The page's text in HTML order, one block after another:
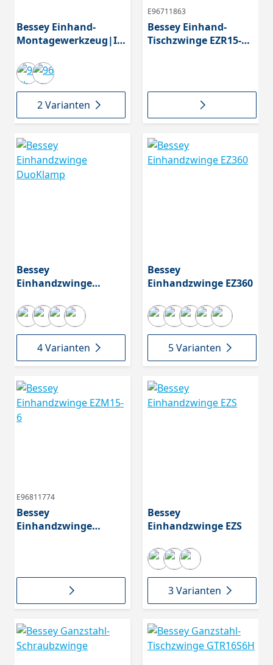
Bessey Einhand-
Montagewerkzeug|In
2 Varianten
E96711863
Bessey Einhand-
Tischzwinge EZR15-
Bessey
Einhandzwinge
4 Varianten
Bessey
Einhandzwinge EZ360
5 Varianten
E96811774
Bessey
Einhandzwinge
Bessey
Einhandzwinge EZS
3 Varianten